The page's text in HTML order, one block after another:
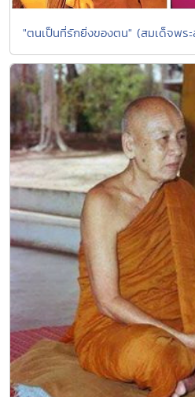
"ตนเป็นที่รักยิ่งของตน" (สมเด็จพระ